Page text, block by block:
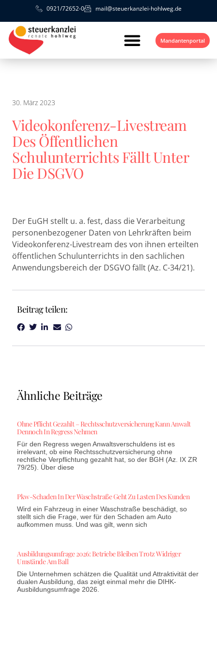
0921/72652-0 mail@steuerkanzlei-hohlweg.de
Mandantenportal
30. März 2023
Videokonferenz-Livestream
Des Öffentlichen
Schulunterrichts Fällt Unter
Die DSGVO
Der EuGH stellt u. a. fest, dass die Verarbeitung
personenbezogener Daten von Lehrkräften beim
Videokonferenz-Livestream des von ihnen erteilten
öffentlichen Schulunterrichts in den sachlichen
Anwendungsbereich der DSGVO fällt (Az. C-34/21).
Beitrag teilen:
Ähnliche Beiträge
Ohne Pflicht Gezahlt – Rechtsschutzversicherung Kann Anwalt
Dennoch In Regress Nehmen
Für den Regress wegen Anwaltsverschuldens ist es
irrelevant, ob eine Rechtsschutzversicherung ohne
rechtliche Verpflichtung gezahlt hat, so der BGH (Az. IX ZR
79/25). Über diese
Pkw-Schaden In Der Waschstraße Geht Zu Lasten Des Kunden
Wird ein Fahrzeug in einer Waschstraße beschädigt, so
stellt sich die Frage, wer für den Schaden am Auto
aufkommen muss. Und was gilt, wenn sich
Ausbildungsumfrage 2026: Betriebe Bleiben Trotz Widriger
Umstände Am Ball
Die Unternehmen schätzen die Qualität und Attraktivität der
dualen Ausbildung, das zeigt einmal mehr die DIHK-
Ausbildungsumfrage 2026.